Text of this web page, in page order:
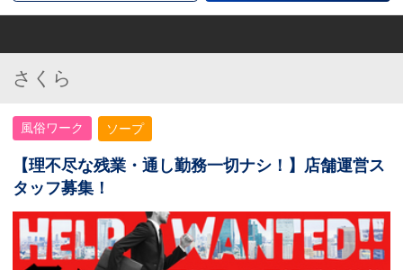
さくら
風俗ワーク ソープ
【理不尽な残業・通し勤務一切ナシ！】店舗運営ス
タッフ募集！